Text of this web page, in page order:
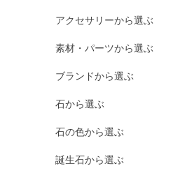
アクセサリーから選ぶ
素材・パーツから選ぶ
ブランドから選ぶ
石から選ぶ
石の色から選ぶ
誕生石から選ぶ